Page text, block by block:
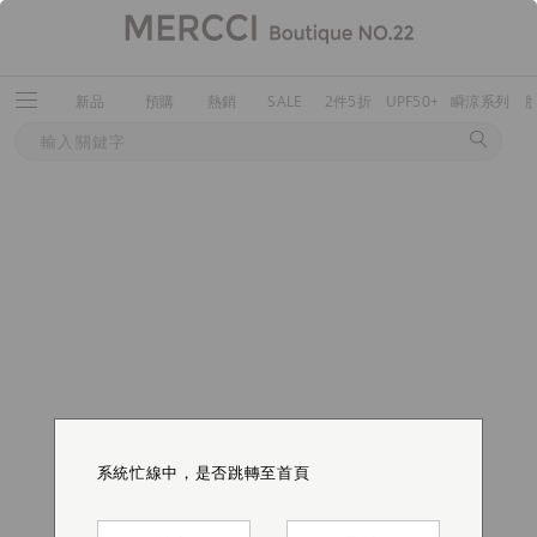
新品 預購 熱銷 SALE 2件5折 UPF50+ 瞬涼系列
系統忙線中，是否跳轉至首頁
系統忙線中，是否跳轉至首頁
系統忙線中，是否跳轉至首頁
系統忙線中，是否跳轉至首頁
系統忙線中，是否跳轉至首頁